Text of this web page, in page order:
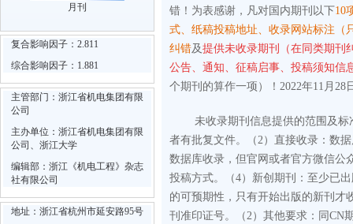
月刊
复合影响因子：2.811
综合影响因子：1.881
主管部门：浙江省机电集团有限
公司
主办单位：浙江省机电集团有限
公司、浙江大学
编辑部：浙江《机电工程》杂志
社有限公司
地址：浙江省杭州市延安路95号
错！为表感谢，凡对国内期刊以下10
式、纸稿投稿地址、收录网站标注（
纠错及提供未收录期刊（在同类期刊
公告、通知、征稿启事、投稿须知信
个期刊的算作一项）！2022年11月28
未收录期刊信息提供的范围及标
者有批复文件。
（2）直接收录：数
数据库收录，但官网或者官方微信公
投稿方式。
（4）新创期刊：至少已
的可预期性，只有开始出版的新刊才
刊准印证号。
（2）其他要求：同CN